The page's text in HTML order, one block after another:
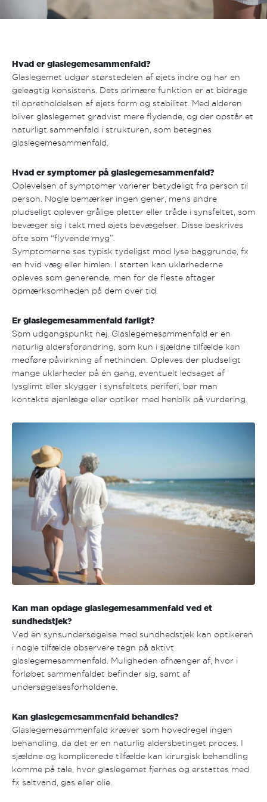
Hvad er glaslegemesammenfald?
Glaslegemet udgør størstedelen af øjets indre og har en
geleagtig konsistens. Dets primære funktion er at bidrage
til opretholdelsen af øjets form og stabilitet. Med alderen
bliver glaslegemet gradvist mere flydende, og der opstår et
naturligt sammenfald i strukturen, som betegnes
glaslegemesammenfald.
Hvad er symptomer på glaslegemesammenfald?
Oplevelsen af symptomer varierer betydeligt fra person til
person. Nogle bemærker ingen gener, mens andre
pludseligt oplever grålige pletter eller tråde i synsfeltet, som
bevæger sig i takt med øjets bevægelser. Disse beskrives
ofte som “flyvende myg”.
Symptomerne ses typisk tydeligst mod lyse baggrunde, fx
en hvid væg eller himlen. I starten kan uklarhederne
opleves som generende, men for de fleste aftager
opmærksomheden på dem over tid.
Er glaslegemesammenfald farligt?
Som udgangspunkt nej. Glaslegemesammenfald er en
naturlig aldersforandring, som kun i sjældne tilfælde kan
medføre påvirkning af nethinden. Opleves der pludseligt
mange uklarheder på én gang, eventuelt ledsaget af
lysglimt eller skygger i synsfeltets periferi, bør man
kontakte øjenlæge eller optiker med henblik på vurdering.
Kan man opdage glaslegemesammenfald ved et
sundhedstjek?
Ved en synsundersøgelse med sundhedstjek kan optikeren
i nogle tilfælde observere tegn på aktivt
glaslegemesammenfald. Muligheden afhænger af, hvor i
forløbet sammenfaldet befinder sig, samt af
undersøgelsesforholdene.
Kan glaslegemesammenfald behandles?
Glaslegemesammenfald kræver som hovedregel ingen
behandling, da det er en naturlig aldersbetinget proces. I
sjældne og komplicerede tilfælde kan kirurgisk behandling
komme på tale, hvor glaslegemet fjernes og erstattes med
fx saltvand, gas eller olie.